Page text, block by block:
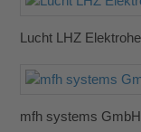
Lucht LHZ
mfh systems GmbH